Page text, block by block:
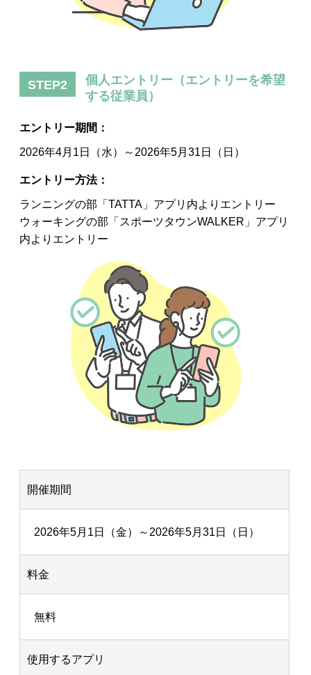
STEP2
個人エントリー（エントリーを希望
する従業員）
エントリー期間：
2026年4月1日（水）～2026年5月31日（日）
エントリー方法：
ランニングの部「TATTA」アプリ内よりエントリー
ウォーキングの部「スポーツタウンWALKER」アプリ
内よりエントリー
開催期間
2026年5月1日（金）～2026年5月31日（日）
料金
無料
使用するアプリ